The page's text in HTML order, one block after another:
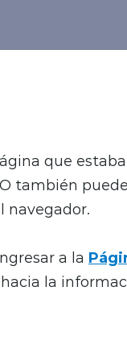
que
también
navegador.
a la
la